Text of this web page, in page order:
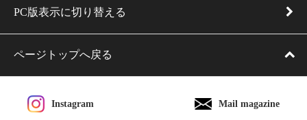
PC版表示に切り替える
ページトップへ戻る
Instagram Mail magazine